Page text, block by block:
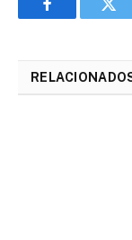
Facebook